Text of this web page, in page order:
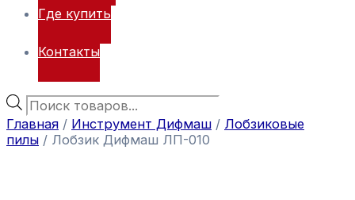
Где купить
Контакты
Главная / Инструмент Дифмаш / Лобзиковые
пилы / Лобзик Дифмаш ЛП-010